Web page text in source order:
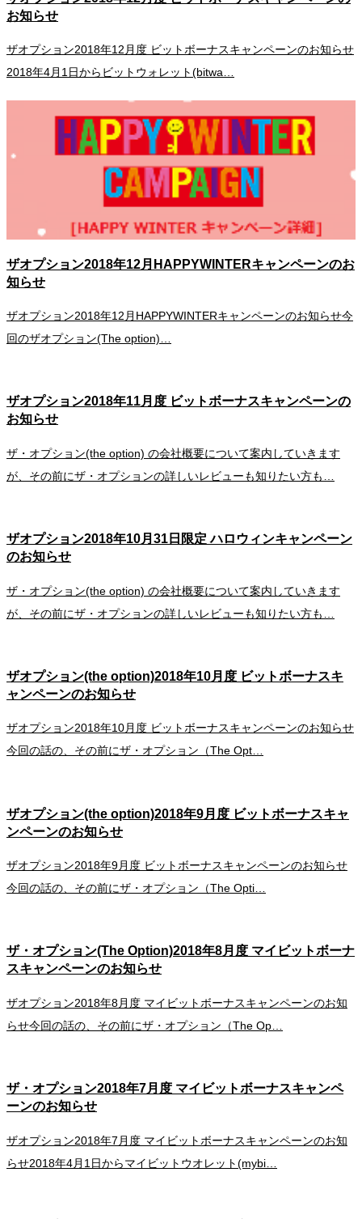
お知らせ
ザオプション2018年12月度 ビットボーナスキャンペーンのお知らせ
2018年4月1日からビットウォレット(bitwa…
ザオプション2018年12月HAPPYWINTERキャンペーンのお
知らせ
ザオプション2018年12月HAPPYWINTERキャンペーンのお知らせ今
回のザオプション(The option)…
ザオプション2018年11月度 ビットボーナスキャンペーンの
お知らせ
ザ・オプション(the option) の会社概要について案内していきます
が、その前にザ・オプションの詳しいレビューも知りたい方も…
ザオプション2018年10月31日限定 ハロウィンキャンペーン
のお知らせ
ザ・オプション(the option) の会社概要について案内していきます
が、その前にザ・オプションの詳しいレビューも知りたい方も…
ザオプション(the option)2018年10月度 ビットボーナスキ
ャンペーンのお知らせ
ザオプション2018年10月度 ビットボーナスキャンペーンのお知らせ
今回の話の、その前にザ・オプション（The Opt…
ザオプション(the option)2018年9月度 ビットボーナスキャ
ンペーンのお知らせ
ザオプション2018年9月度 ビットボーナスキャンペーンのお知らせ
今回の話の、その前にザ・オプション（The Opti…
ザ・オプション(The Option)2018年8月度 マイビットボーナ
スキャンペーンのお知らせ
ザオプション2018年8月度 マイビットボーナスキャンペーンのお知
らせ今回の話の、その前にザ・オプション（The Op…
ザ・オプション2018年7月度 マイビットボーナスキャンペ
ーンのお知らせ
ザオプション2018年7月度 マイビットボーナスキャンペーンのお知
らせ2018年4月1日からマイビットウオレット(mybi…